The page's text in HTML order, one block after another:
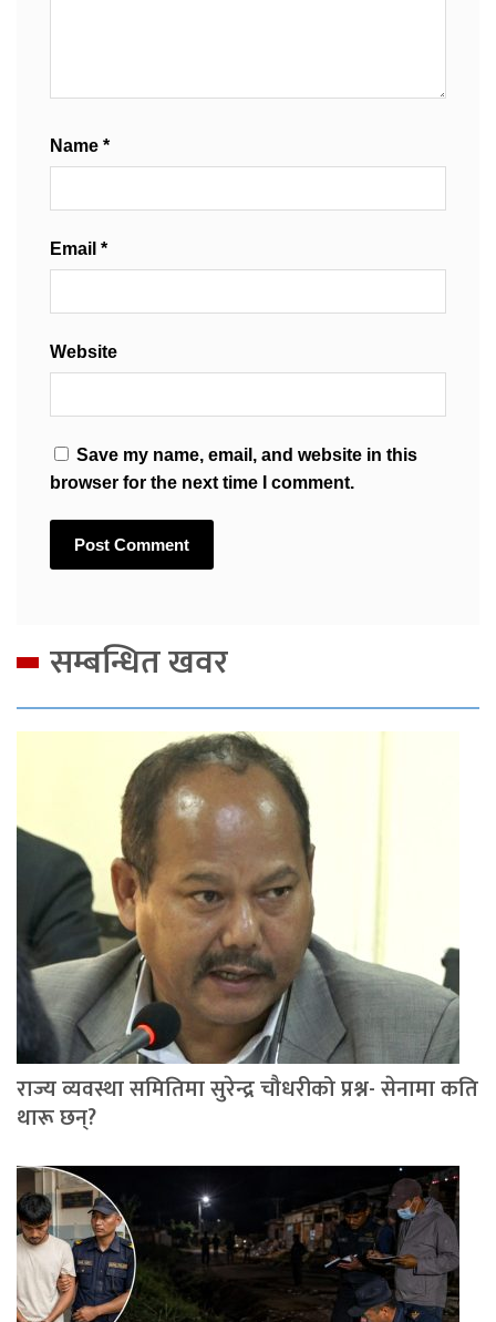
Name *
Email *
Website
Save my name, email, and website in this
browser for the next time I comment.
सम्बन्धित खवर
राज्य व्यवस्था समितिमा सुरेन्द्र चौधरीको प्रश्न- सेनामा कति
थारू छन्?